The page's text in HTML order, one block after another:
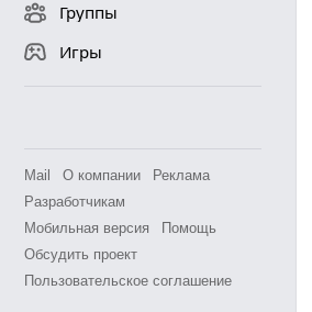
Группы
Игры
Mail О компании
Реклама
Разработчикам
Мобильная версия
Помощь
Обсудить проект
Пользовательское соглашение